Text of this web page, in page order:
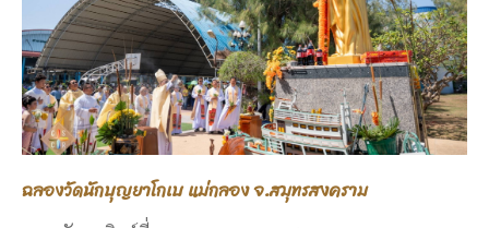
ฉลองวัดนักบุญยาโกเบ แม่กลอง จ.สมุทรสงคราม